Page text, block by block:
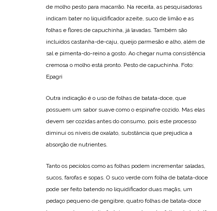
de molho pesto para macarrão. Na receita, as pesquisadoras
indicam bater no liquidificador azeite, suco de limão e as
folhas e flores de capuchinha, já lavadas. Também são
incluídos castanha-de-caju, queijo parmesão e alho, além de
sal e pimenta-do-reino a gosto. Ao chegar numa consistência
cremosa o molho está pronto. Pesto de capuchinha. Foto:
Epagri
Outra indicação é o uso de folhas de batata-doce, que
possuem um sabor suave como o espinafre cozido. Mas elas
devem ser cozidas antes do consumo, pois este processo
diminui os níveis de oxalato, substância que prejudica a
absorção de nutrientes.
Tanto os pecíolos como as folhas podem incrementar saladas,
sucos, farofas e sopas. O suco verde com folha de batata-doce
pode ser feito batendo no liquidificador duas maçãs, um
pedaço pequeno de gengibre, quatro folhas de batata-doce